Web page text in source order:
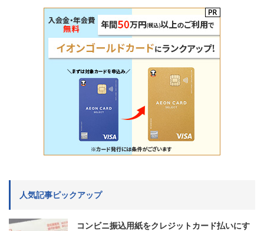
人気記事ピックアップ
コンビニ振込用紙をクレジットカード払いにす